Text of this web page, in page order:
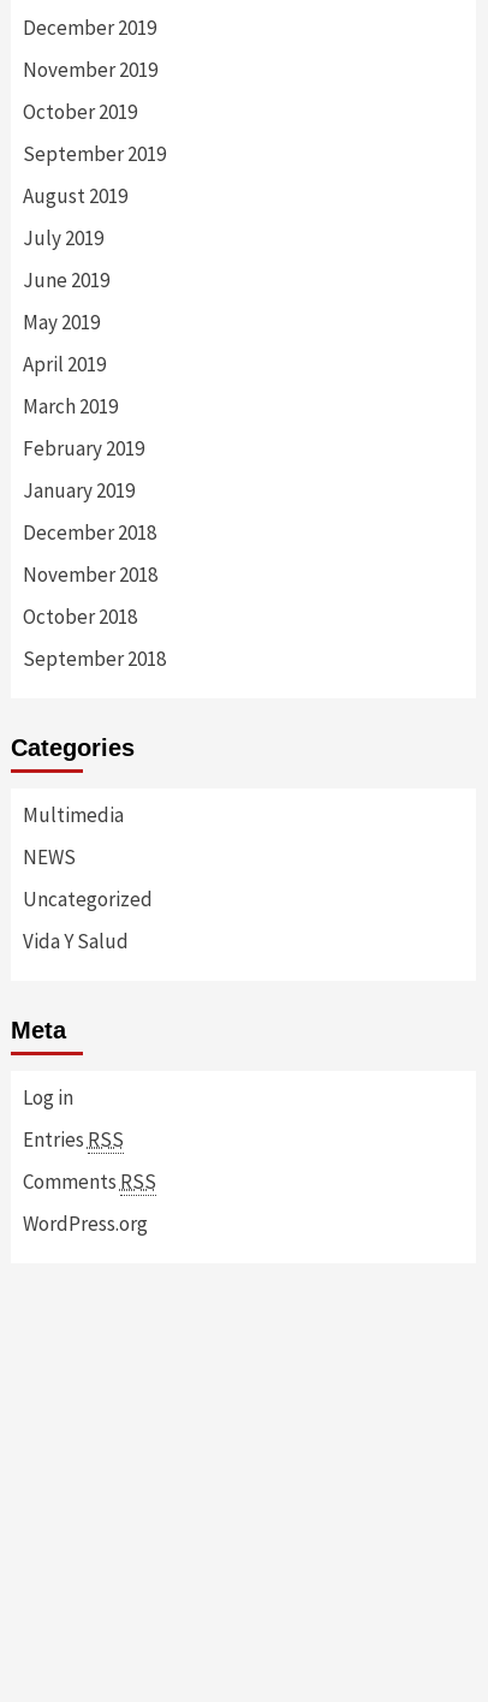
December 2019
November 2019
October 2019
September 2019
August 2019
July 2019
June 2019
May 2019
April 2019
March 2019
February 2019
January 2019
December 2018
November 2018
October 2018
September 2018
Categories
Multimedia
NEWS
Uncategorized
Vida Y Salud
Meta
Log in
Entries RSS
Comments RSS
WordPress.org